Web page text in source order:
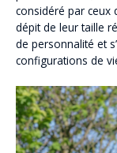
considéré par ceux
dépit de leur taille
de personnalité et
configurations de